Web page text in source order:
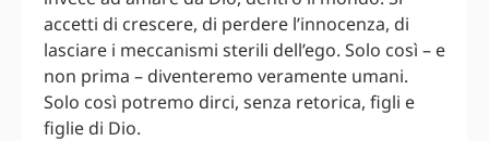
accetti di crescere, di perdere l’innocenza, di
lasciare i meccanismi sterili dell’ego. Solo così – e
non prima – diventeremo veramente umani.
Solo così potremo dirci, senza retorica, figli e
figlie di Dio.